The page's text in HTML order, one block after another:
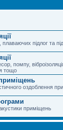
підлог та
помпу,
тощо
оздоблення
приміщень